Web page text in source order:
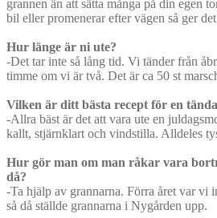
grannen än att sätta många på din egen
bil eller promenerar efter vägen så ger
Hur länge är ni ute?
-Det tar inte så lång tid. Vi tänder från
timme om vi är två. Det är ca 50 st
Vilken är ditt bästa recept för en
-Allra bäst är det att vara ute en
kallt, stjärnklart och vindstilla. Alldeles
Hur gör man om man råkar vara
då?
-Ta hjälp av grannarna. Förra året var vi
så då ställde grannarna i Nygården upp.